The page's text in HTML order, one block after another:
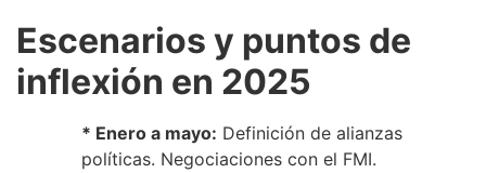
Escenarios y puntos de
inflexión en 2025
* Enero a mayo: Definición de alianzas
políticas. Negociaciones con el FMI.